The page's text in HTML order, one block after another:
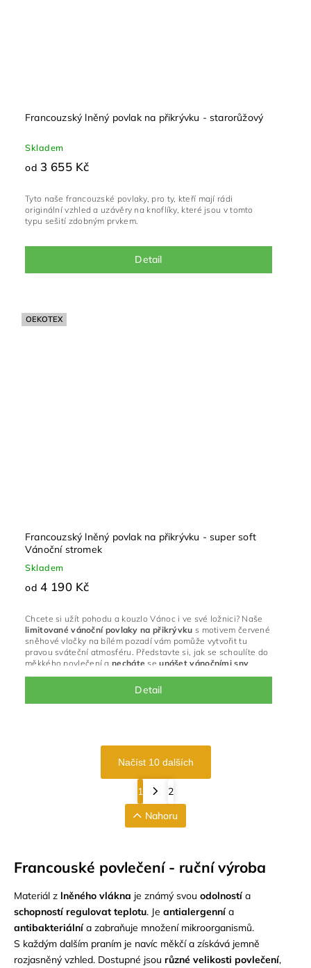
Francouzský lněný povlak na přikrývku - starorůžový
Skladem
od 3 655 Kč
Detail
Tyto naše francouzské povlaky, pro ty, kteří mají rádi
originální vzhled a uzávěry na knoflíky, které jsou v tomto
typu sešití zdobným prvkem.
OEKOTEX
Francouzský lněný povlak na přikrývku - super soft
Vánoční stromek
Skladem
od 4 190 Kč
Detail
Chcete si užít pohodu a kouzlo Vánoc i ve své ložnici? Naše
limitované vánoční povlaky na přikrývku s motivem červené
sněhové vločky na bílém pozadí vám pomůže vytvořit tu
pravou sváteční atmosféru. Představte si, jak se schoulíte do
měkkého povlečení a necháte seunášet vánočními sny
Načíst 10 dalších
1
2
Nahoru
Francouské povlečení - ruční výroba
Materiál z lněného vlákna je známý svou odolnostía
schopností regulovat teplotu. Je antialergennía
antibakteriálnía zabraňuje množení mikroorganismů.
S každým dalším praním je navíc měkčí a získává jemně
rozjasněný vzhled. Dostupné jsou různé velikosti povlečení,